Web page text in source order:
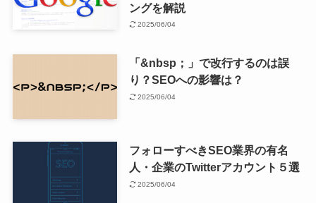
ングを解説
2025/06/04
「&nbsp；」で改行するのは誤
り？SEOへの影響は？
2025/06/04
フォローすべきSEO業界の有名
人・企業のTwitterアカウント５選
2025/06/04